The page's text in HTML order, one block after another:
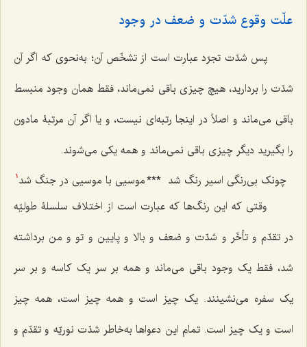
علّت وقوع شدّت و ضعف در وجود
پس شدّت تجرّد عبارت است از تشخّص آن؛ به‌نحوی که اگر آن
شدّت را بردارید، هیچ چیزی باقی نمی‌ماند، فقط همان وجود منبسط
باقی می‌ماند و اصلاً در اینجا رتبه‌ای نیست، و یا اگر آن مرتبۀ مادون
را بگیرید دیگر چیزی باقی نمی‌ماند و همه یکی می‌شوند.
چونک بی‌رنگی اسیر رنگ شد ***موسیی با موسیی در جنگ شد 1
وقتی که این رنگ‌ها که عبارت است از اختلاف سلسلۀ طولیّه
در تقدّم و تأخّر و شدّت و ضعف و بالا و پایین و تو و من برداشته
شد، فقط یک وجود باقی می‌ماند و همه بر سر یک کاسه و بر سر
یک سفره می‌نشینند. یک چیز است و همه چیز است، همه چیز
است و یک چیز است. تمام این دعواها به‌خاطر شدّت نوریّه و تقدّم و